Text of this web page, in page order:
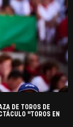
DE TOROS DE
"TOROS EN